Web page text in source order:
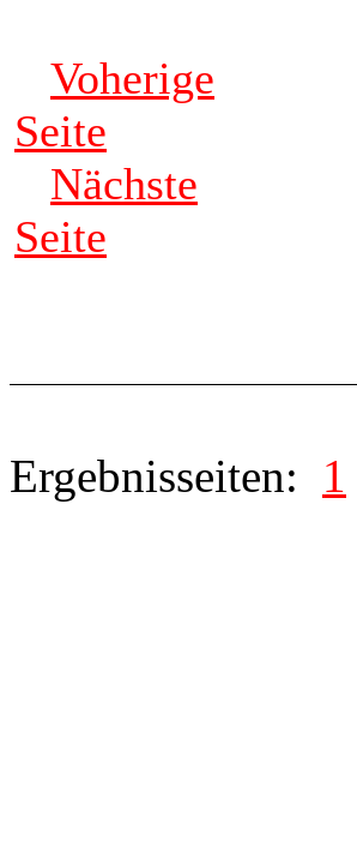
Voherige
Seite
Nächste
Seite
Ergebnisseiten: 1